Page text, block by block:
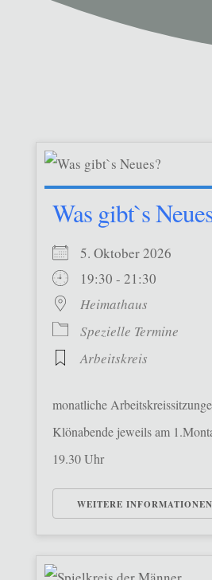
Was gibt`s
5. Oktober 2026
19:30 - 21:30
Heimathaus
Spezielle Termine
Arbeitskreis
monatliche
Klönabende jeweils am
19.30 Uhr
WEITERE INFORMATIONEN